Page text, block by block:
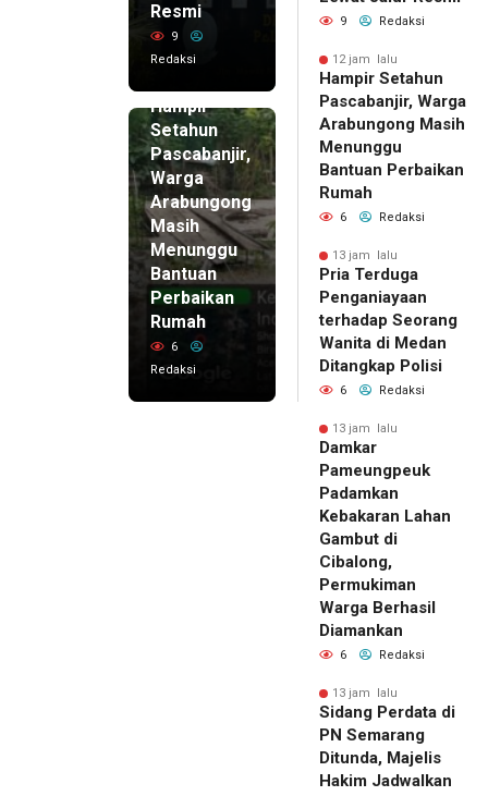
Resmi
9
Redaksi
Hampir
Setahun
Pascabanjir,
Warga
Arabungong
Masih
Menunggu
Bantuan
Perbaikan
Rumah
6
Redaksi
9 Redaksi
12 jam lalu
Hampir Setahun
Pascabanjir, Warga
Arabungong Masih
Menunggu
Bantuan Perbaikan
Rumah
6 Redaksi
13 jam lalu
Pria Terduga
Penganiayaan
terhadap Seorang
Wanita di Medan
Ditangkap Polisi
6 Redaksi
13 jam lalu
Damkar
Pameungpeuk
Padamkan
Kebakaran Lahan
Gambut di
Cibalong,
Permukiman
Warga Berhasil
Diamankan
6 Redaksi
13 jam lalu
Sidang Perdata di
PN Semarang
Ditunda, Majelis
Hakim Jadwalkan